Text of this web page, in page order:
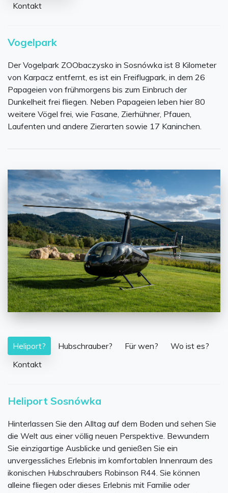
Kontakt
Vogelpark
Der Vogelpark ZOObaczysko in Sosnówka ist 8 Kilometer
von Karpacz entfernt, es ist ein Freiflugpark, in dem 26
Papageien von frühmorgens bis zum Einbruch der
Dunkelheit frei fliegen. Neben Papageien leben hier 80
weitere Vögel frei, wie Fasane, Zierhühner, Pfauen,
Laufenten und andere Zierarten sowie 17 Kaninchen.
Heliport? Hubschrauber? Für wen?
Wo ist es?
Kontakt
Heliport Sosnówka
Hinterlassen Sie den Alltag auf dem Boden und sehen Sie
die Welt aus einer völlig neuen Perspektive. Bewundern
Sie einzigartige Ausblicke und genießen Sie ein
unvergessliches Erlebnis im komfortablen Innenraum des
ikonischen Hubschraubers Robinson R44. Sie können
alleine fliegen oder dieses Erlebnis mit Familie oder